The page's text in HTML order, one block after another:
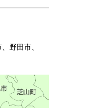
野田市、